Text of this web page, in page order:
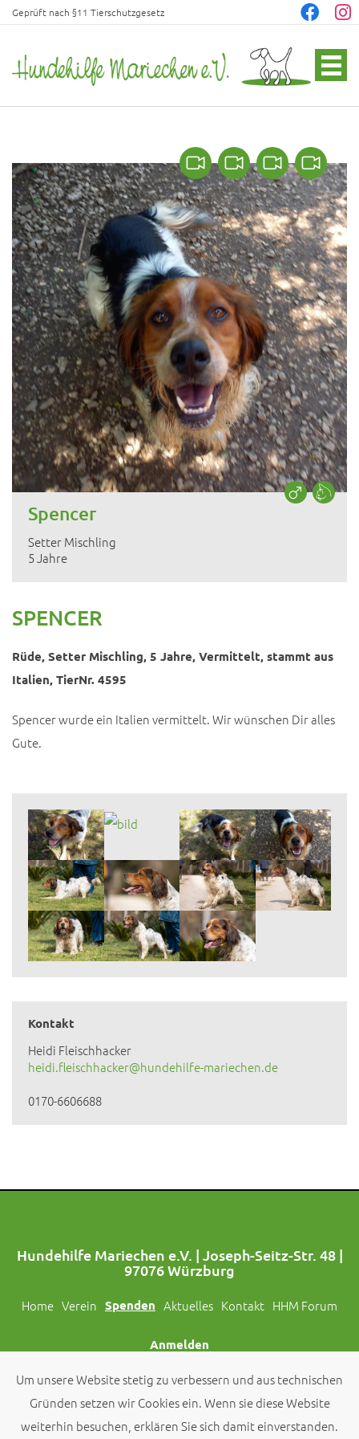
Geprüft nach §11 Tierschutzgesetz
Spencer
Setter Mischling
5 Jahre
SPENCER
Rüde, Setter Mischling, 5 Jahre, Vermittelt, stammt aus
Italien, TierNr. 4595
Spencer wurde ein Italien vermittelt. Wir wünschen Dir alles
Gute.
Kontakt
Heidi Fleischhacker
heidi.fleischhacker@hundehilfe-mariechen.de
0170-6606688
Hundehilfe Mariechen e.V. | Joseph-Seitz-Str. 48 |
97076 Würzburg
Home Verein Spenden Aktuelles Kontakt HHM Forum
Anmelden
Folgt uns auch auf Social Media!
Um unsere Website stetig zu verbessern und aus technischen
Gründen setzen wir Cookies ein. Wenn sie diese Website
weiterhin besuchen, erklären Sie sich damit einverstanden.